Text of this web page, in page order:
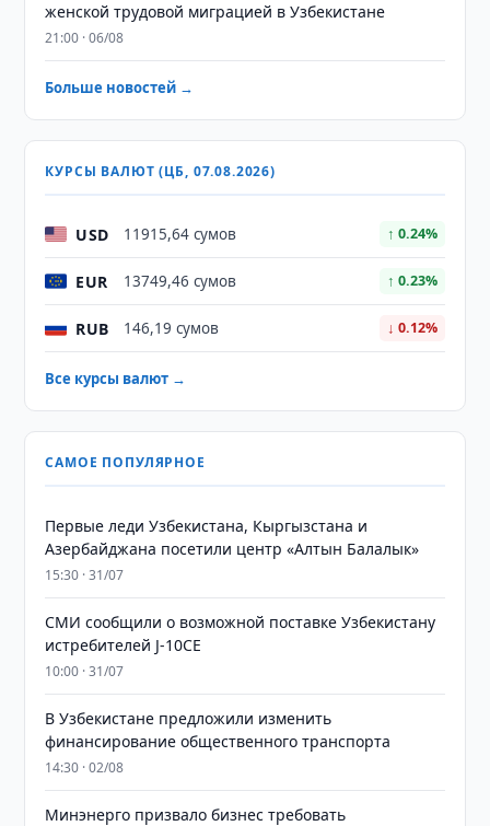
женской трудовой миграцией в Узбекистане
21:00 · 06/08
Больше новостей →
КУРСЫ ВАЛЮТ (ЦБ, 07.08.2026)
USD 11915,64 сумов ↑ 0.24%
EUR 13749,46 сумов ↑ 0.23%
RUB 146,19 сумов ↓ 0.12%
Все курсы валют →
САМОЕ ПОПУЛЯРНОЕ
Первые леди Узбекистана, Кыргызстана и
Азербайджана посетили центр «Алтын Балалык»
15:30 · 31/07
СМИ сообщили о возможной поставке Узбекистану
истребителей J-10CE
10:00 · 31/07
В Узбекистане предложили изменить
финансирование общественного транспорта
14:30 · 02/08
Минэнерго призвало бизнес требовать